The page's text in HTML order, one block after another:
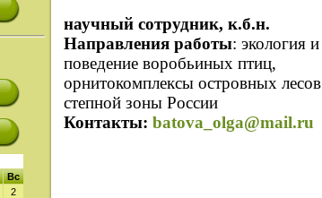
Вс
2
научный сотрудник, к.б.н.
Направления работы: экология и
поведение воробьиных птиц,
орнитокомплексы островных лесов
степной зоны России
Контакты: batova_olga@mail.ru